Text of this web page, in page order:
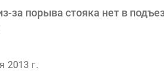
за порыва стояка нет в
2013 г.